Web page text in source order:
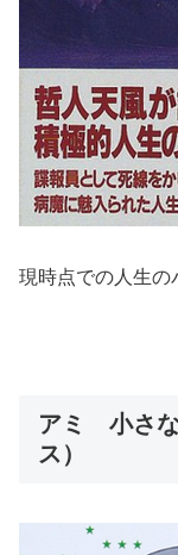
現時点での人生の
アミ 小さな
ス）